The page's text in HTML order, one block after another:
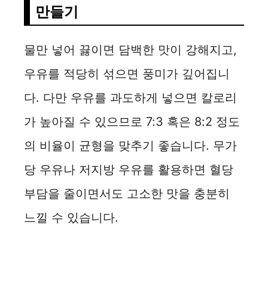
만들기
물만 넣어 끓이면 담백한 맛이 강해지고,
우유를 적당히 섞으면 풍미가 깊어집니
다. 다만 우유를 과도하게 넣으면 칼로리
가 높아질 수 있으므로 7:3 혹은 8:2 정도
의 비율이 균형을 맞추기 좋습니다. 무가
당 우유나 저지방 우유를 활용하면 혈당
부담을 줄이면서도 고소한 맛을 충분히
느낄 수 있습니다.